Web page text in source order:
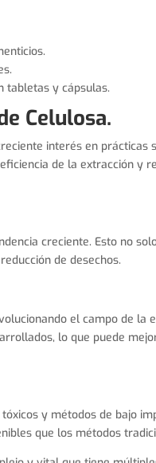
tabletas y cápsulas.
Celulosa.
interés en prácticas
de la extracción y
creciente. Esto no
de desechos.
el campo de la
lo que puede
y métodos de bajo
que los métodos